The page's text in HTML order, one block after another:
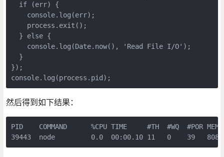
  if (err) {
    console.log(err);
    process.exit();
  } else {
    console.log(Date.now(), 'Read File I/O');
  }
});
然后得到如下结果：
PID    COMMAND      %CPU TIME     #TH  #WQ  #POR MEM